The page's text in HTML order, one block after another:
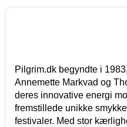
Pilgrim.dk begyndte i
Annemette Markvad og
deres innovative energi
fremstillede unikke
festivaler. Med stor